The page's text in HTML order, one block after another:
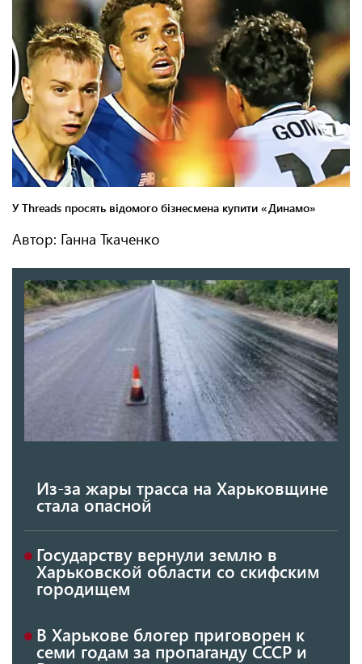
Автор: Ганна Ткаченко
Из-за жары трасса на Харьковщине
стала опасной
Государству вернули землю в
Харьковской области со скифским
городищем
В Харькове блогер приговорен к
семи годам за пропаганду СССР и